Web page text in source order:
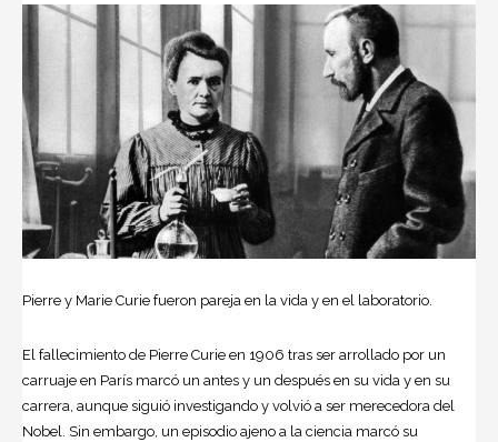
Pierre y Marie Curie fueron pareja en la vida y en el laboratorio.
El fallecimiento de Pierre Curie en 1906 tras ser arrollado por un
carruaje en París marcó un antes y un después en su vida y en su
carrera, aunque siguió investigando y volvió a ser merecedora del
Nobel. Sin embargo, un episodio ajeno a la ciencia marcó su